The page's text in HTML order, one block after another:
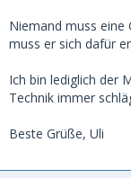
Niemand muss eine
muss er sich dafür
Ich bin lediglich der
Technik immer
Beste Grüße, Uli